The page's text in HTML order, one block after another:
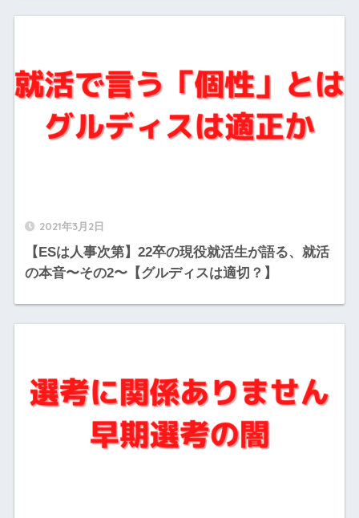
2021年3月2日
【ESは人事次第】22卒の現役就活生が語る、就活
の本音〜その2〜【グルディスは適切？】